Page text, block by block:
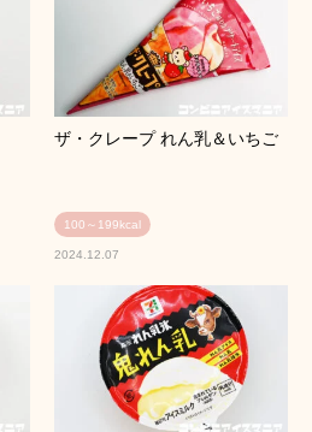
ザ・クレープ れん乳＆いちご
100～199kcal
2024.12.07